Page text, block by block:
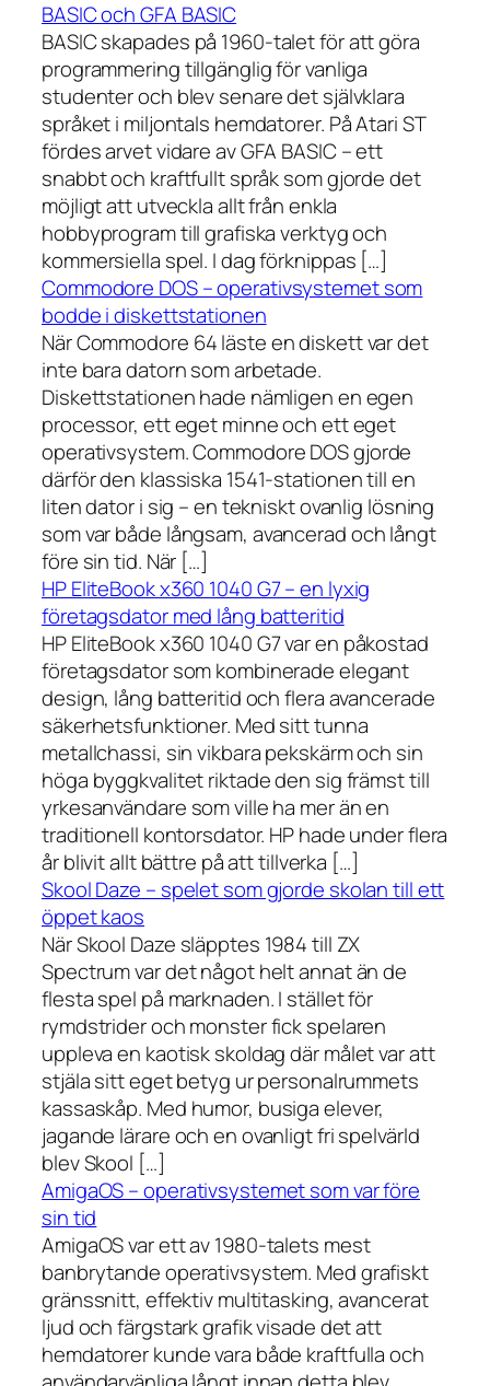
BASIC och GFA BASIC
BASIC skapades på 1960-talet för att göra
programmering tillgänglig för vanliga
studenter och blev senare det självklara
språket i miljontals hemdatorer. På Atari ST
fördes arvet vidare av GFA BASIC – ett
snabbt och kraftfullt språk som gjorde det
möjligt att utveckla allt från enkla
hobbyprogram till grafiska verktyg och
kommersiella spel. I dag förknippas […]
Commodore DOS – operativsystemet som
bodde i diskettstationen
När Commodore 64 läste en diskett var det
inte bara datorn som arbetade.
Diskettstationen hade nämligen en egen
processor, ett eget minne och ett eget
operativsystem. Commodore DOS gjorde
därför den klassiska 1541-stationen till en
liten dator i sig – en tekniskt ovanlig lösning
som var både långsam, avancerad och långt
före sin tid. När […]
HP EliteBook x360 1040 G7 – en lyxig
företagsdator med lång batteritid
HP EliteBook x360 1040 G7 var en påkostad
företagsdator som kombinerade elegant
design, lång batteritid och flera avancerade
säkerhetsfunktioner. Med sitt tunna
metallchassi, sin vikbara pekskärm och sin
höga byggkvalitet riktade den sig främst till
yrkesanvändare som ville ha mer än en
traditionell kontorsdator. HP hade under flera
år blivit allt bättre på att tillverka […]
Skool Daze – spelet som gjorde skolan till ett
öppet kaos
När Skool Daze släpptes 1984 till ZX
Spectrum var det något helt annat än de
flesta spel på marknaden. I stället för
rymdstrider och monster fick spelaren
uppleva en kaotisk skoldag där målet var att
stjäla sitt eget betyg ur personalrummets
kassaskåp. Med humor, busiga elever,
jagande lärare och en ovanligt fri spelvärld
blev Skool […]
AmigaOS – operativsystemet som var före
sin tid
AmigaOS var ett av 1980-talets mest
banbrytande operativsystem. Med grafiskt
gränssnitt, effektiv multitasking, avancerat
ljud och färgstark grafik visade det att
hemdatorer kunde vara både kraftfulla och